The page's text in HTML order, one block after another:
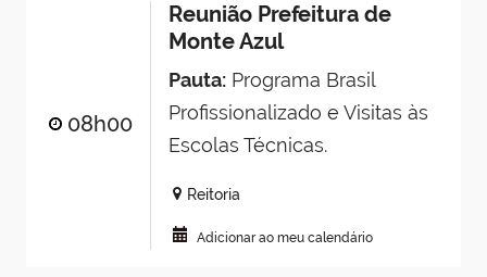
08h00
Reunião Prefeitura de
Monte Azul
Pauta:Programa Brasil
Profissionalizado e Visitas às
Escolas Técnicas.
Reitoria
Adicionar ao meu calendário